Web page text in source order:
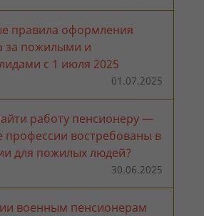
правила оформления
за пожилыми и
с 1 июля 2025
01.07.2025
работу пенсионеру —
профессии востребованы в
для пожилых людей?
30.06.2025
военным пенсионерам